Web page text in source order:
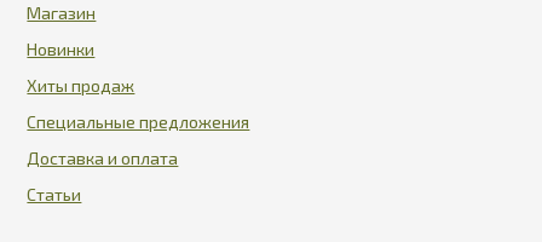
Магазин
Новинки
Хиты продаж
Специальные предложения
Доставка и оплата
Статьи